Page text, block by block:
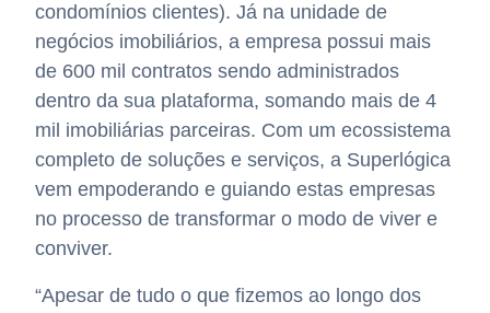
condomínios clientes). Já na unidade de
negócios imobiliários, a empresa possui mais
de 600 mil contratos sendo administrados
dentro da sua plataforma, somando mais de 4
mil imobiliárias parceiras. Com um ecossistema
completo de soluções e serviços, a Superlógica
vem empoderando e guiando estas empresas
no processo de transformar o modo de viver e
conviver.
“Apesar de tudo o que fizemos ao longo dos